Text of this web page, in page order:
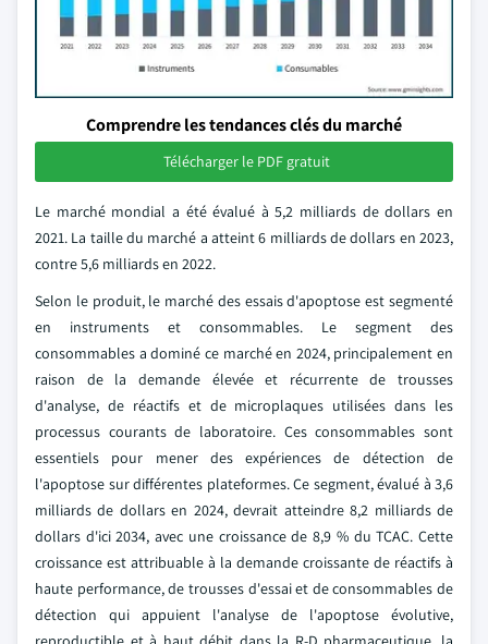
Comprendre les tendances clés du marché
Télécharger le PDF gratuit
Le marché mondial a été évalué à 5,2 milliards de dollars en
2021. La taille du marché a atteint 6 milliards de dollars en 2023,
contre 5,6 milliards en 2022.
Selon le produit, le marché des essais d'apoptose est segmenté
en instruments et consommables. Le segment des
consommables a dominé ce marché en 2024, principalement en
raison de la demande élevée et récurrente de trousses
d'analyse, de réactifs et de microplaques utilisées dans les
processus courants de laboratoire. Ces consommables sont
essentiels pour mener des expériences de détection de
l'apoptose sur différentes plateformes. Ce segment, évalué à 3,6
milliards de dollars en 2024, devrait atteindre 8,2 milliards de
dollars d'ici 2034, avec une croissance de 8,9 % du TCAC. Cette
croissance est attribuable à la demande croissante de réactifs à
haute performance, de trousses d'essai et de consommables de
détection qui appuient l'analyse de l'apoptose évolutive,